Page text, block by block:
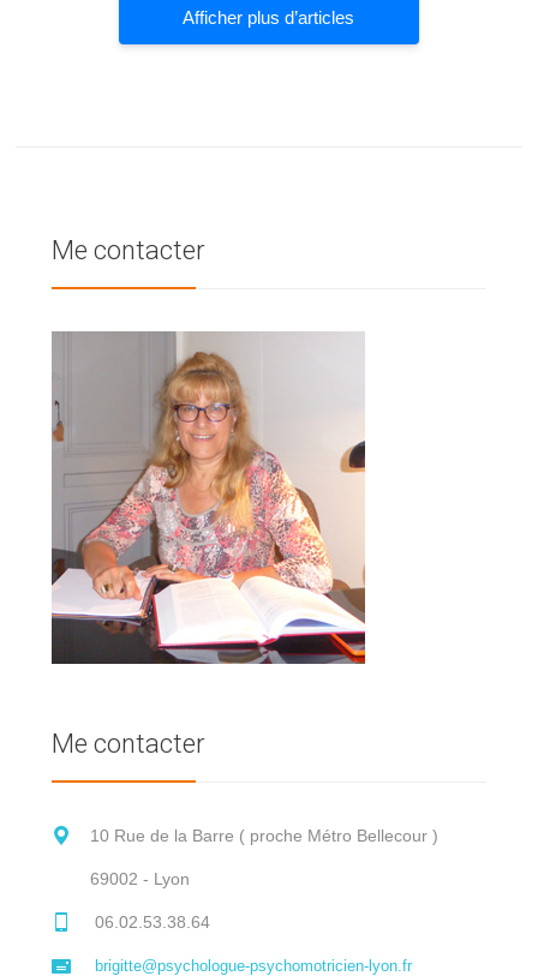
Afficher plus d’articles
Me contacter
Me contacter
10 Rue de la Barre ( proche Métro Bellecour )
69002 - Lyon
06.02.53.38.64
brigitte@psychologue-psychomotricien-lyon.fr